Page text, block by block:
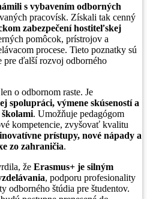
s vybavením odborných
pracovísk. Získali tak cenný
zabezpečení hostiteľskej
pomôcok, prístrojov a
procese. Tieto poznatky sú
pre ďalší rozvoj odborného
o odbornom raste. Je
spolupráci, výmene skúseností a
. Umožňuje pedagógom
kompetencie, zvyšovať kvalitu
inovatívne prístupy, nové nápady a
zo zahraničia.
že Erasmus+ je silným
, podporu profesionality
odborného štúdia pre študentov.